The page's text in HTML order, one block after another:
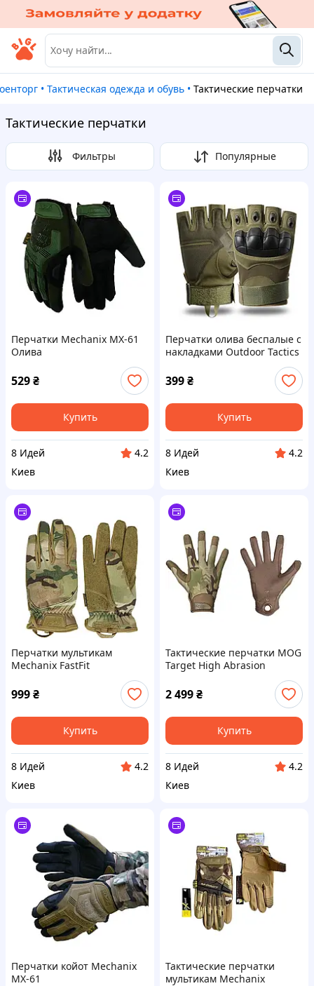
Военторг • Тактическая одежда и обувь • Тактические перчатки
Тактические перчатки
Фильтры Популярные
Перчатки Mechanix MX-61
Олива
529₴
Купить
8 Идей
4.2
Киев
Перчатки олива беспалые с
накладками Outdoor Tactics
399₴
Купить
8 Идей
4.2
Киев
Перчатки мультикам
Mechanix FastFit
999₴
Купить
8 Идей
4.2
Киев
Тактические перчатки MOG
Target High Abrasion
2 499₴
Купить
8 Идей
4.2
Киев
Перчатки койот Mechanix
MX-61
Тактические перчатки
мультикам Mechanix